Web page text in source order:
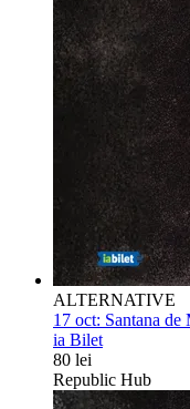
ALTERNATIVE
17 oct: Santana de
ia Bilet
80 lei
Republic Hub